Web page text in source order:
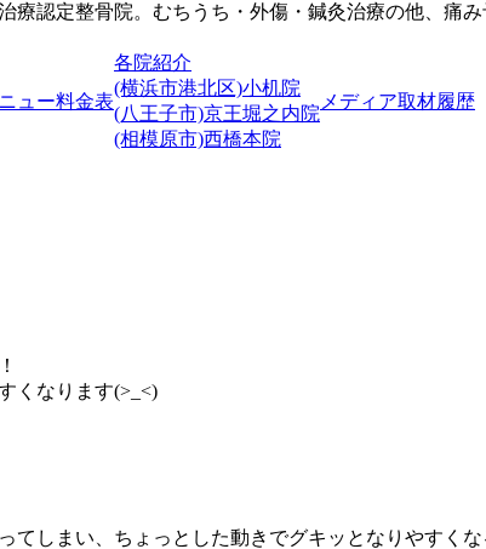
療認定整骨院。むちうち・外傷・鍼灸治療の他、痛み
ュー料金表
各院紹介
(横浜市港北区)小机院
(八王子市)京王堀之内院
(相模原市)西橋本院
メディア取材履歴
くなります(>_<)
てしまい、ちょっとした動きでグキッとなりやすく